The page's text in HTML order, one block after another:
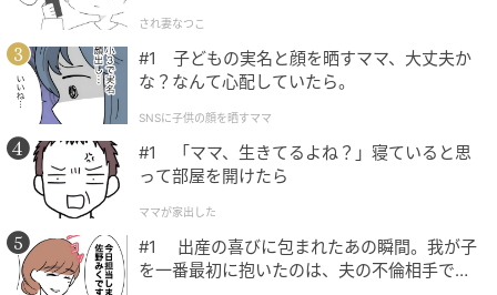
され妻なつこ
#1 子どもの実名と顔を晒すママ、大丈夫か
な？なんて心配していたら。
SNSに子供の顔を晒すママ
#1 「ママ、生きてるよね？」寝ていると思
って部屋を開けたら
ママが家出した
#1 出産の喜びに包まれたあの瞬間。我が子
を一番最初に抱いたのは、夫の不倫相手でし